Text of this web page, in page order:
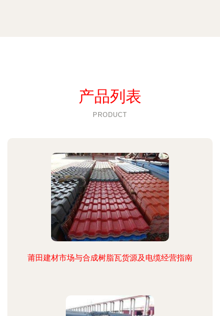
产品列表
PRODUCT
莆田建材市场与合成树脂瓦货源及电缆经营指南